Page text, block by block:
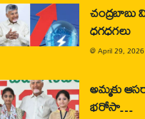
చంద్రబాబు
ధగధగలు
@April 29,
అమ్మకు
భరోసా…